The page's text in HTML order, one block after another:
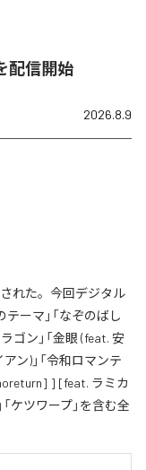
配信開始
2026.8.9
された。今回デジタル
テーマ」「なぞのばし
ゴン」「金眼 (feat. 安
ン)」「令和ロマンテ
] [feat. ラミカ
ケツワープ」を含む全